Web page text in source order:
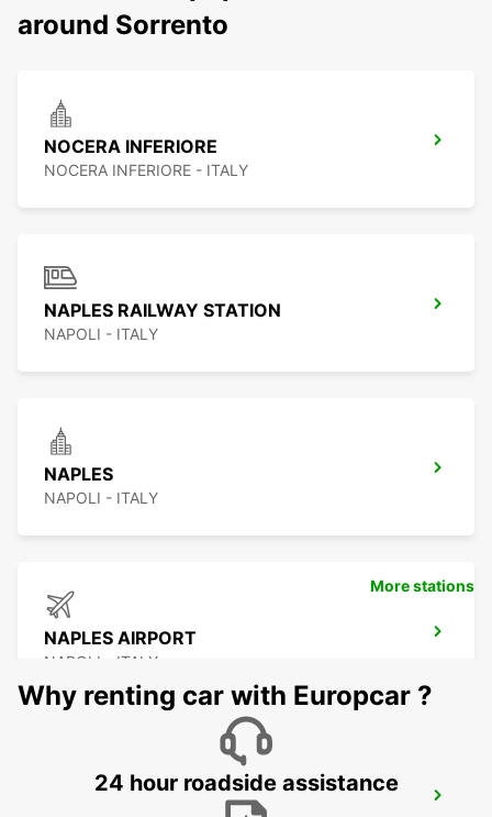
around Sorrento
NOCERA INFERIORE
NOCERA INFERIORE - ITALY
NAPLES RAILWAY STATION
NAPOLI - ITALY
NAPLES
NAPOLI - ITALY
NAPLES AIRPORT
NAPOLI - ITALY
More stations
Why renting car with Europcar ?
24 hour roadside assistance